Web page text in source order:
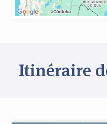
Itinéraire